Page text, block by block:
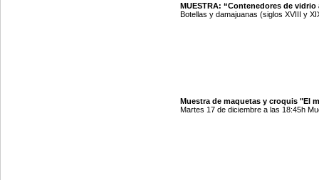
MUESTRA: “Contenedores de
Botellas y damajuanas (siglos XVIII y
Muestra de maquetas y croquis "El
Martes 17 de diciembre a las 18:45h